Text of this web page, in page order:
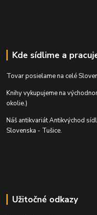
Kde sídlime a
Tovar posielame na celé
Knihy vykupujeme na
okolie.)
Náš antikvariát Antikvýchod
Slovenska - Tušice.
Užitočné odkazy